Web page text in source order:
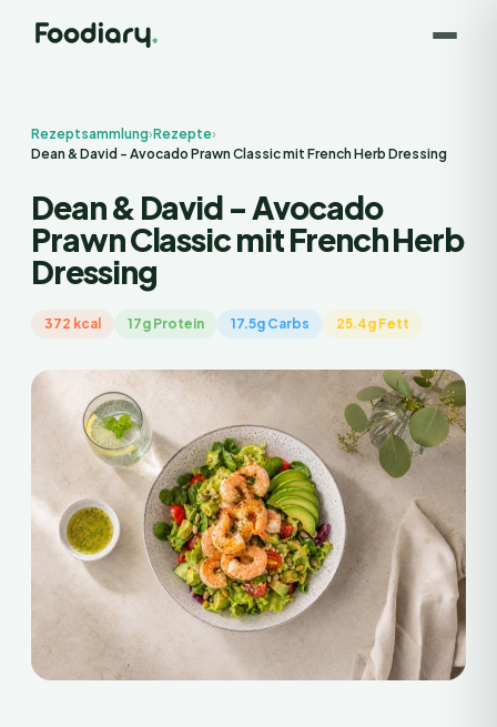
Rezeptsammlung›Rezepte›
Dean & David - Avocado Prawn Classic mit French Herb Dressing
Dean & David - Avocado
Prawn Classic mit French Herb
Dressing
372 kcal 17g Protein 17.5g Carbs 25.4g Fett